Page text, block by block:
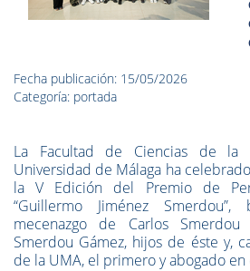
Fecha publicación: 15/05/2026
Categoría: portada
La Facultad de Ciencias de la
Universidad de Málaga ha
la V Edición del Premio de
“Guillermo Jiménez
mecenazgo de Carlos
Smerdou Gámez, hijos de éste y,
de la UMA, el primero y abogado